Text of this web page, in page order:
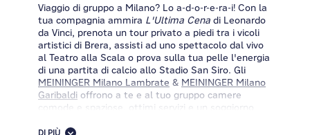
Viaggio di gruppo a Milano? Lo a-d-o-r-e-ra-i! Con la
tua compagnia ammira L'Ultima Cena di Leonardo
da Vinci, prenota un tour privato a piedi tra i vicoli
artistici di Brera, assisti ad uno spettacolo dal vivo
al Teatro alla Scala o prova sulla tua pelle l'energia
di una partita di calcio allo Stadio San Siro. Gli
MEININGER Milano Lambrate & MEININGER Milano
Garibaldi offrono a te e al tuo gruppo camere
comode e spaziose, ottimi servizi e un soggiorno
DI PIÙ